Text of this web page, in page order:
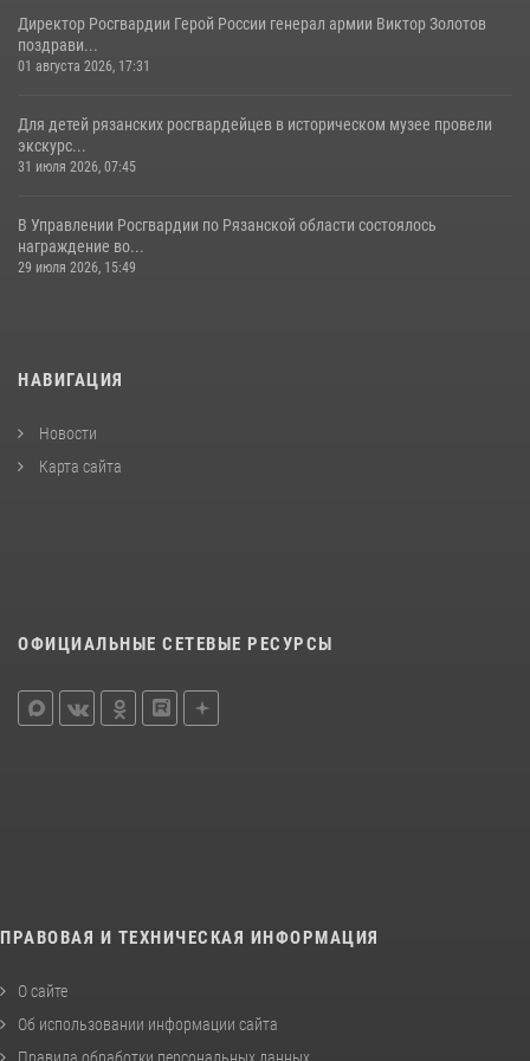
Директор Росгвардии Герой России генерал армии Виктор Золотов
поздрави...
01 августа 2026, 17:31
Для детей рязанских росгвардейцев в историческом музее провели
экскурс...
31 июля 2026, 07:45
В Управлении Росгвардии по Рязанской области состоялось
награждение во...
29 июля 2026, 15:49
НАВИГАЦИЯ
Новости
Карта сайта
ОФИЦИАЛЬНЫЕ СЕТЕВЫЕ РЕСУРСЫ
ПРАВОВАЯ И ТЕХНИЧЕСКАЯ ИНФОРМАЦИЯ
О сайте
Об использовании информации сайта